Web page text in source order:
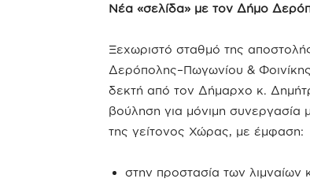
Νέα «σελίδα» με τον Δήμο
Ξεχωριστό σταθμό της
Δερόπολης–Πωγωνίου &
δεκτή από τον Δήμαρχο κ.
βούληση για μόνιμη συνεργασία
της γείτονος Χώρας, με έμφαση:
στην προστασία των λιμναίων